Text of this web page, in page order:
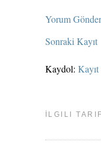
Yorum Gönder
Sonraki Kayıt
Kaydol:
İLGILI